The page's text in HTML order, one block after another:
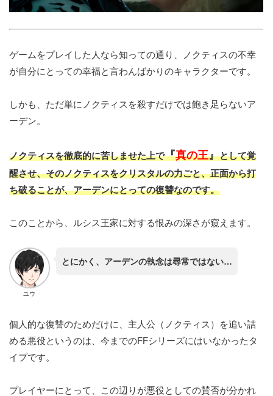
ゲームをプレイした人なら知っての通り、ノクティスの不幸
が自分にとっての幸福と言わんばかりのキャラクターです。
しかも、ただ単にノクティスを殺すだけでは飽き足らないア
ーデン。
ノクティスを徹底的に苦しませた上で『真の王』として覚
醒させ、そのノクティスをクリスタルの力ごと、正面から打
ち破ることが、アーデンにとっての復讐なのです。
このことから、ルシス王家に対する恨みの深さが窺えます。
ユウ
とにかく、アーデンの執念は尋常ではない…
個人的な復讐のためだけに、主人公（ノクティス）を追い詰
める悪役というのは、今までのFFシリーズにはいなかったタ
イプです。
プレイヤーにとって、この辺りが悪役としての賛否が分かれ